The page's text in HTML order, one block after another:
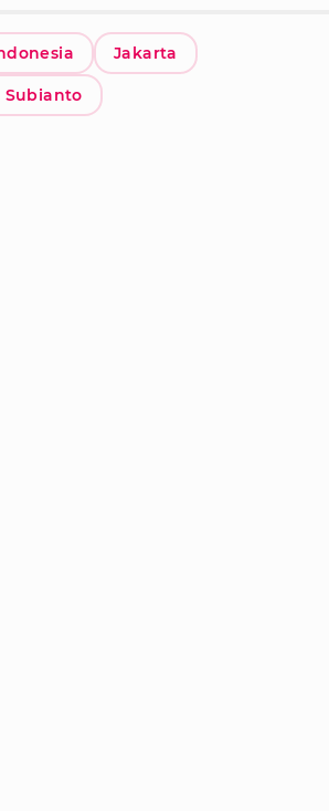
Jakarta
Subianto